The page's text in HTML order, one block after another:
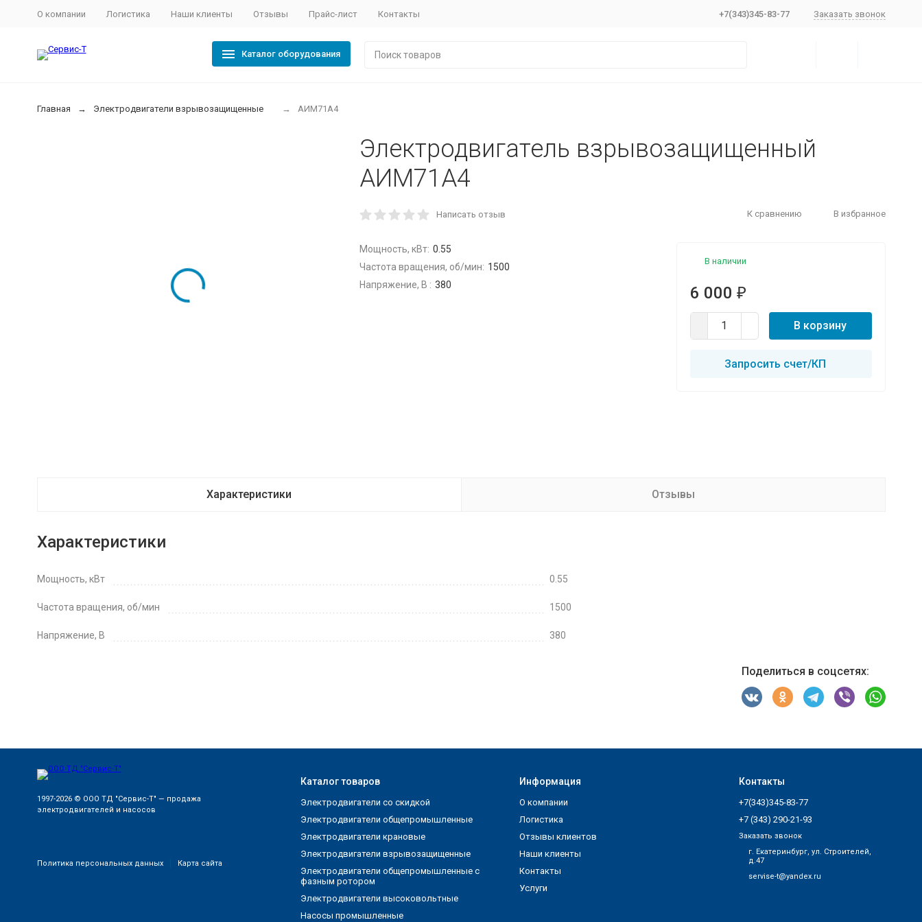
О компании Логистика Наши клиенты Отзывы Прайс-лист Контакты +7(343)345-83-77 Заказать звонок
Каталог оборудования
Главная Электродвигатели взрывозащищенные АИМ71А4
Электродвигатель взрывозащищенный
АИМ71А4
Написать отзыв К сравнению В избранное
Мощность, кВт: 0.55
Частота вращения, об/мин: 1500
Напряжение, В : 380
В наличии
6 000 ₽
В корзину
Запросить счет/КП
Характеристики Отзывы
Характеристики
Мощность, кВт 0.55
Частота вращения, об/мин 1500
Напряжение, В 380
Поделиться в соцсетях:
1997-2026 © ООО ТД "Сервис-Т" — продажа
электродвигателей и насосов
Политика персональных данных Карта сайта
Каталог товаров
Электродвигатели со скидкой
Электродвигатели общепромышленные
Электродвигатели крановые
Электродвигатели взрывозащищенные
Электродвигатели общепромышленные с
фазным ротором
Электродвигатели высоковольтные
Насосы промышленные
Информация
О компании
Логистика
Отзывы клиентов
Наши клиенты
Контакты
Услуги
Контакты
+7(343)345-83-77
+7 (343) 290-21-93
Заказать звонок
г. Екатеринбург, ул. Строителей,
д.47
servise-t@yandex.ru